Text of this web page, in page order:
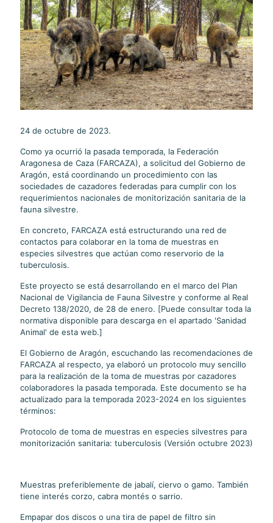
24 de octubre de 2023.
Como ya ocurrió la pasada temporada, la Federación
Aragonesa de Caza (FARCAZA), a solicitud del Gobierno de
Aragón, está coordinando un procedimiento con las
sociedades de cazadores federadas para cumplir con los
requerimientos nacionales de monitorización sanitaria de la
fauna silvestre.
En concreto, FARCAZA está estructurando una red de
contactos para colaborar en la toma de muestras en
especies silvestres que actúan como reservorio de la
tuberculosis.
Este proyecto se está desarrollando en el marco del Plan
Nacional de Vigilancia de Fauna Silvestre y conforme al Real
Decreto 138/2020, de 28 de enero. [Puede consultar toda la
normativa disponible para descarga en el apartado 'Sanidad
Animal' de esta web.]
El Gobierno de Aragón, escuchando las recomendaciones de
FARCAZA al respecto, ya elaboró un protocolo muy sencillo
para la realización de la toma de muestras por cazadores
colaboradores la pasada temporada. Este documento se ha
actualizado para la temporada 2023-2024 en los siguientes
términos:
Protocolo de toma de muestras en especies silvestres para
monitorización sanitaria: tuberculosis (Versión octubre 2023)
Muestras preferiblemente de jabalí, ciervo o gamo. También
tiene interés corzo, cabra montés o sarrio.
Empapar dos discos o una tira de papel de filtro sin